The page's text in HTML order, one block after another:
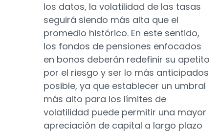
los datos, la volatilidad de las tasas
seguirá siendo más alta que el
promedio histórico. En este sentido,
los fondos de pensiones enfocados
en bonos deberán redefinir su apetito
por el riesgo y ser lo más anticipados
posible, ya que establecer un umbral
más alto para los límites de
volatilidad puede permitir una mayor
apreciación de capital a largo plazo